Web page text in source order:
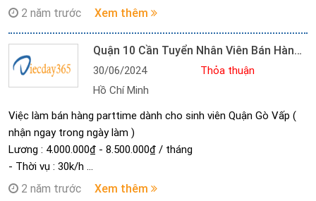
- Được chỉ dẫn trước khi ra làm
- Fulltime: 8TR5 + Thưởng
- Parttime: 4TR + Thưởng
Được thỏa thuận thêm
Tùy theo năng lực làm việc
Thời gian :
• sáng: 7h30 - 11h30
• chiều: 1h00 - 5h00
Nộp CV ứng tuyển qua zalo hoặc gmail
Liên Hệ : *********& *********gặp Ms. Uyên trao đổi công việc
2 năm trước Xem thêm
Quận 10 Cần Tuyển Nhân Viên Bán Hàng Parttime
30/06/2024
Thỏa thuận
Hồ Chí Minh
Việc làm bán hàng parttime dành cho sinh viên Quận Gò Vấp (
nhận ngay trong ngày làm )
Lương : 4.000.000₫ - 8.500.000₫ / tháng
- Thời vụ : 30k/h
Thời gian làm việc linh hoạt
2 năm trước Xem thêm